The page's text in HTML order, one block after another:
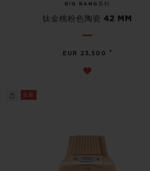
BIG BANG系列
钛金桃粉色陶瓷 42 MM
EUR 23,500 •
全新